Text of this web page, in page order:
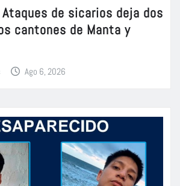
| Ataques de sicarios deja dos
cantones de Manta y
Ago 6, 2026